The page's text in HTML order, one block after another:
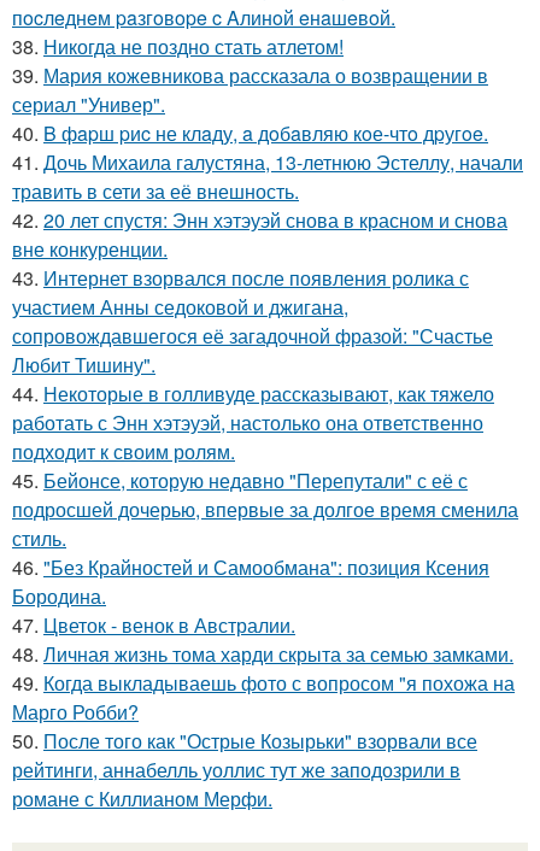
пocлeднeм paзгoвope c Aлинoй eнaшeвoй.
38. Никогда не поздно стать атлетом!
39. Мария кожевникова рассказала о возвращении в
сериал "Универ".
40. B фapш pиc не клaду, a дoбaвляю кoе-чтo дpугoe.
41. Дочь Михаила галустяна, 13-летнюю Эстеллу, начали
травить в сети за её внешность.
42. 20 лет спустя: Энн хэтэуэй снова в красном и снова
вне конкуренции.
43. Интернет взорвался после появления ролика с
участием Анны седоковой и джигана,
сопровождавшегося её загадочной фразой: "Счастье
Любит Тишину".
44. Некоторые в голливуде рассказывают, как тяжело
работать с Энн хэтэуэй, настолько она ответственно
подходит к своим ролям.
45. Бейонсе, которую недавно "Перепутали" с её с
подросшей дочерью, впервые за долгое время сменила
стиль.
46. "Без Крайностей и Самообмана": позиция Ксения
Бородина.
47. Цветок - венок в Австралии.
48. Личная жизнь тома харди скрыта за семью замками.
49. Когда выкладываешь фото с вопросом "я похожа на
Марго Робби?
50. После того как "Острые Козырьки" взорвали все
рейтинги, аннабелль уоллис тут же заподозрили в
романе с Киллианом Мерфи.